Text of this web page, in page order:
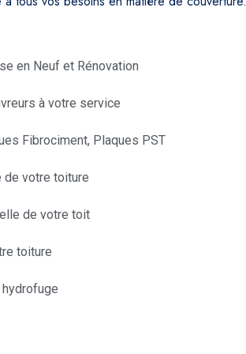
en Neuf et Rénovation
à votre service
Fibrociment, Plaques PST
de votre toiture
de votre toit
toiture